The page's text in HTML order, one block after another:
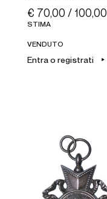
€ 70,00 / 100,00
STIMA
VENDUTO
Entra o registrati